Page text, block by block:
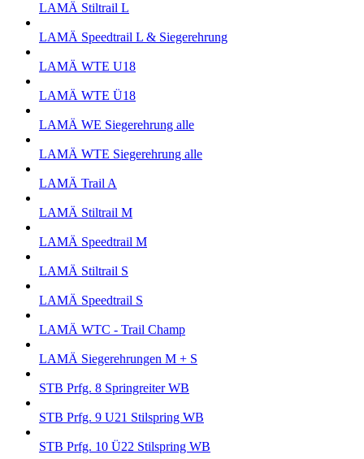
LAMÄ Stiltrail L
LAMÄ Speedtrail L & Siegerehrung
LAMÄ WTE U18
LAMÄ WTE Ü18
LAMÄ WE Siegerehrung alle
LAMÄ WTE Siegerehrung alle
LAMÄ Trail A
LAMÄ Stiltrail M
LAMÄ Speedtrail M
LAMÄ Stiltrail S
LAMÄ Speedtrail S
LAMÄ WTC - Trail Champ
LAMÄ Siegerehrungen M + S
STB Prfg. 8 Springreiter WB
STB Prfg. 9 U21 Stilspring WB
STB Prfg. 10 Ü22 Stilspring WB